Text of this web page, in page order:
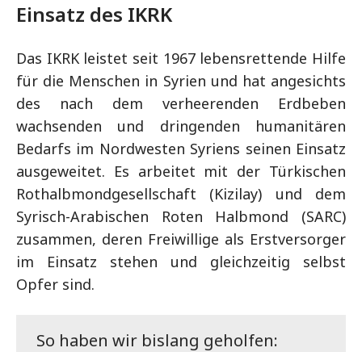
Einsatz des IKRK
Das IKRK leistet seit 1967 lebensrettende Hilfe
für die Menschen in Syrien und hat angesichts
des nach dem verheerenden Erdbeben
wachsenden und dringenden humanitären
Bedarfs im Nordwesten Syriens seinen Einsatz
ausgeweitet. Es arbeitet mit der Türkischen
Rothalbmondgesellschaft (Kizilay) und dem
Syrisch-Arabischen Roten Halbmond (SARC)
zusammen, deren Freiwillige als Erstversorger
im Einsatz stehen und gleichzeitig selbst
Opfer sind.
So haben wir bislang geholfen: